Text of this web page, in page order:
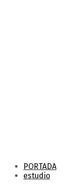
PORTADA
estudio